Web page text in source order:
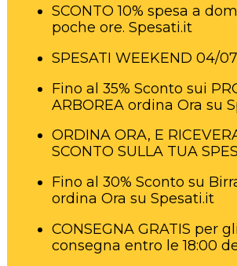
SCONTO 10% spesa a
poche ore. Spesati.it
SPESATI WEEKEND 04/
Fino al 35% Sconto sui
ARBOREA ordina Ora su
ORDINA ORA, E
SCONTO SULLA TUA
Fino al 30% Sconto su
ordina Ora su Spesati.it
CONSEGNA GRATIS per
consegna entro le 18:00